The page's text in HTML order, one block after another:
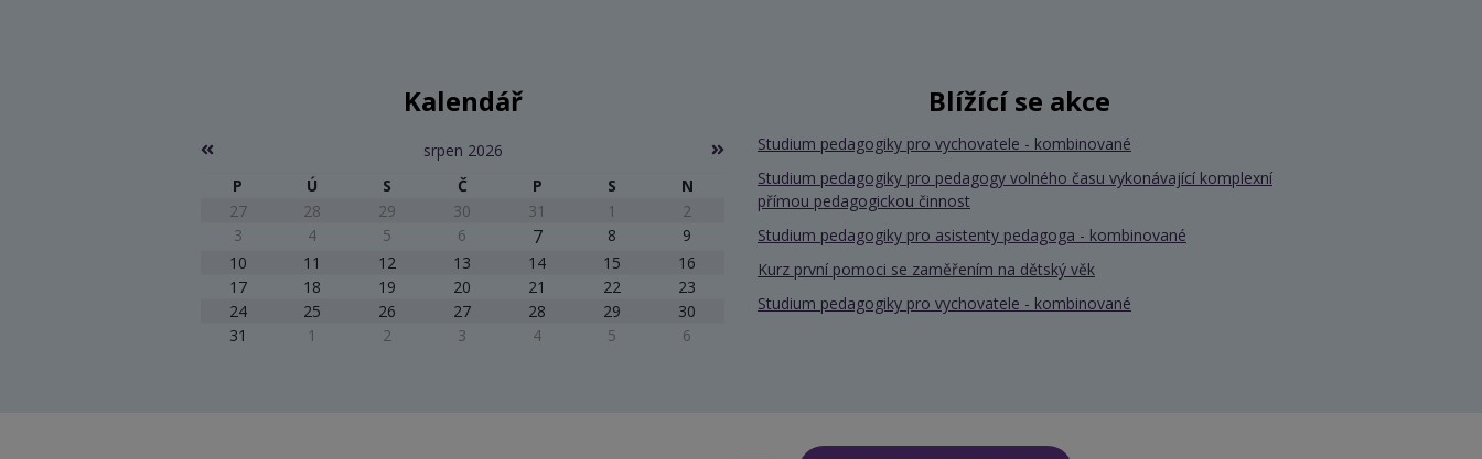
Kalendář
srpen 2026
P
Ú S Č P S
N
27
28 29 30 31 1
2
3
4 5 6 7 8
9
10
11 12 13 14 15
16
17
18 19 20 21 22
23
24
25 26 27 28 29
30
31
1 2 3 4 5 6
Blížící se akce
Studium pedagogiky pro vychovatele - kombinované
Studium pedagogiky pro pedagogy volného času vykonávající komplexní
přímou pedagogickou činnost
Studium pedagogiky pro asistenty pedagoga - kombinované
Kurz první pomoci se zaměřením na dětský věk
Studium pedagogiky pro vychovatele - kombinované